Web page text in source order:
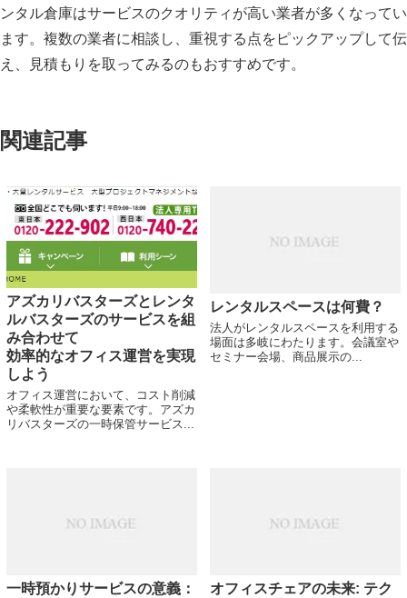
ンタル倉庫はサービスのクオリティが高い業者が多くなってい
ます。複数の業者に相談し、重視する点をピックアップして伝
え、見積もりを取ってみるのもおすすめです。
関連記事
アズカリバスターズとレンタ
ルバスターズのサービスを組
み合わせて
効率的なオフィス運営を実現
しよう
オフィス運営において、コスト削減
や柔軟性が重要な要素です。アズカ
リバスターズの一時保管サービス...
レンタルスペースは何費？
法人がレンタルスペースを利用する
場面は多岐にわたります。会議室や
セミナー会場、商品展示の...
一時預かりサービスの意義： オフィスチェアの未来: テク